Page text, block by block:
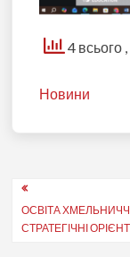
4 всього
Новини
Навігація
записів
ОСВІТА
СТРАТЕГІЧНІ